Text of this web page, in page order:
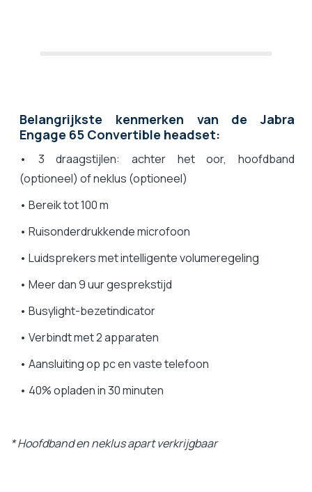
Belangrijkste kenmerken van de Jabra
Engage 65 Convertible headset:
• 3 draagstijlen: achter het oor, hoofdband
(optioneel) of neklus (optioneel)
• Bereik tot 100 m
• Ruisonderdrukkende microfoon
• Luidsprekers met intelligente volumeregeling
• Meer dan 9 uur gesprekstijd
• Busylight-bezetindicator
• Verbindt met 2 apparaten
• Aansluiting op pc en vaste telefoon
• 40% opladen in 30 minuten
* Hoofdband en neklus apart verkrijgbaar